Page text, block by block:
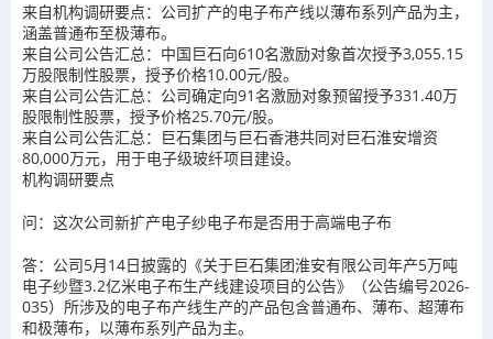
来自机构调研要点：公司扩产的电子布产线以薄布系列产品为主，
涵盖普通布至极薄布。
来自公司公告汇总：中国巨石向610名激励对象首次授予3,055.15
万股限制性股票，授予价格10.00元/股。
来自公司公告汇总：公司确定向91名激励对象预留授予331.40万
股限制性股票，授予价格25.70元/股。
来自公司公告汇总：巨石集团与巨石香港共同对巨石淮安增资
80,000万元，用于电子级玻纤项目建设。
机构调研要点
问：这次公司新扩产电子纱电子布是否用于高端电子布
答：公司5月14日披露的《关于巨石集团淮安有限公司年产5万吨
电子纱暨3.2亿米电子布生产线建设项目的公告》（公告编号2026-
035）所涉及的电子布产线生产的产品包含普通布、薄布、超薄布
和极薄布，以薄布系列产品为主。